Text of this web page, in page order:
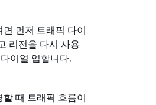
먼저 트래픽 다이
리전을 다시 사용
이얼 업합니다.
때 트래픽 흐름이